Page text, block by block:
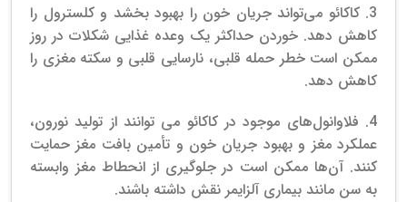
3. کاکائو می‌تواند جریان خون را بهبود بخشد و کلسترول را
کاهش دهد. خوردن حداکثر یک وعده غذایی شکلات در روز
ممکن است خطر حمله قلبی، نارسایی قلبی و سکته مغزی را
کاهش دهد.
4. فلاوانول‌های موجود در کاکائو می توانند از تولید نورون،
عملکرد مغز و بهبود جریان خون و تأمین بافت مغز حمایت
کنند. آن‌ها ممکن است در جلوگیری از انحطاط مغز وابسته
به سن مانند بیماری آلزایمر نقش داشته باشند.